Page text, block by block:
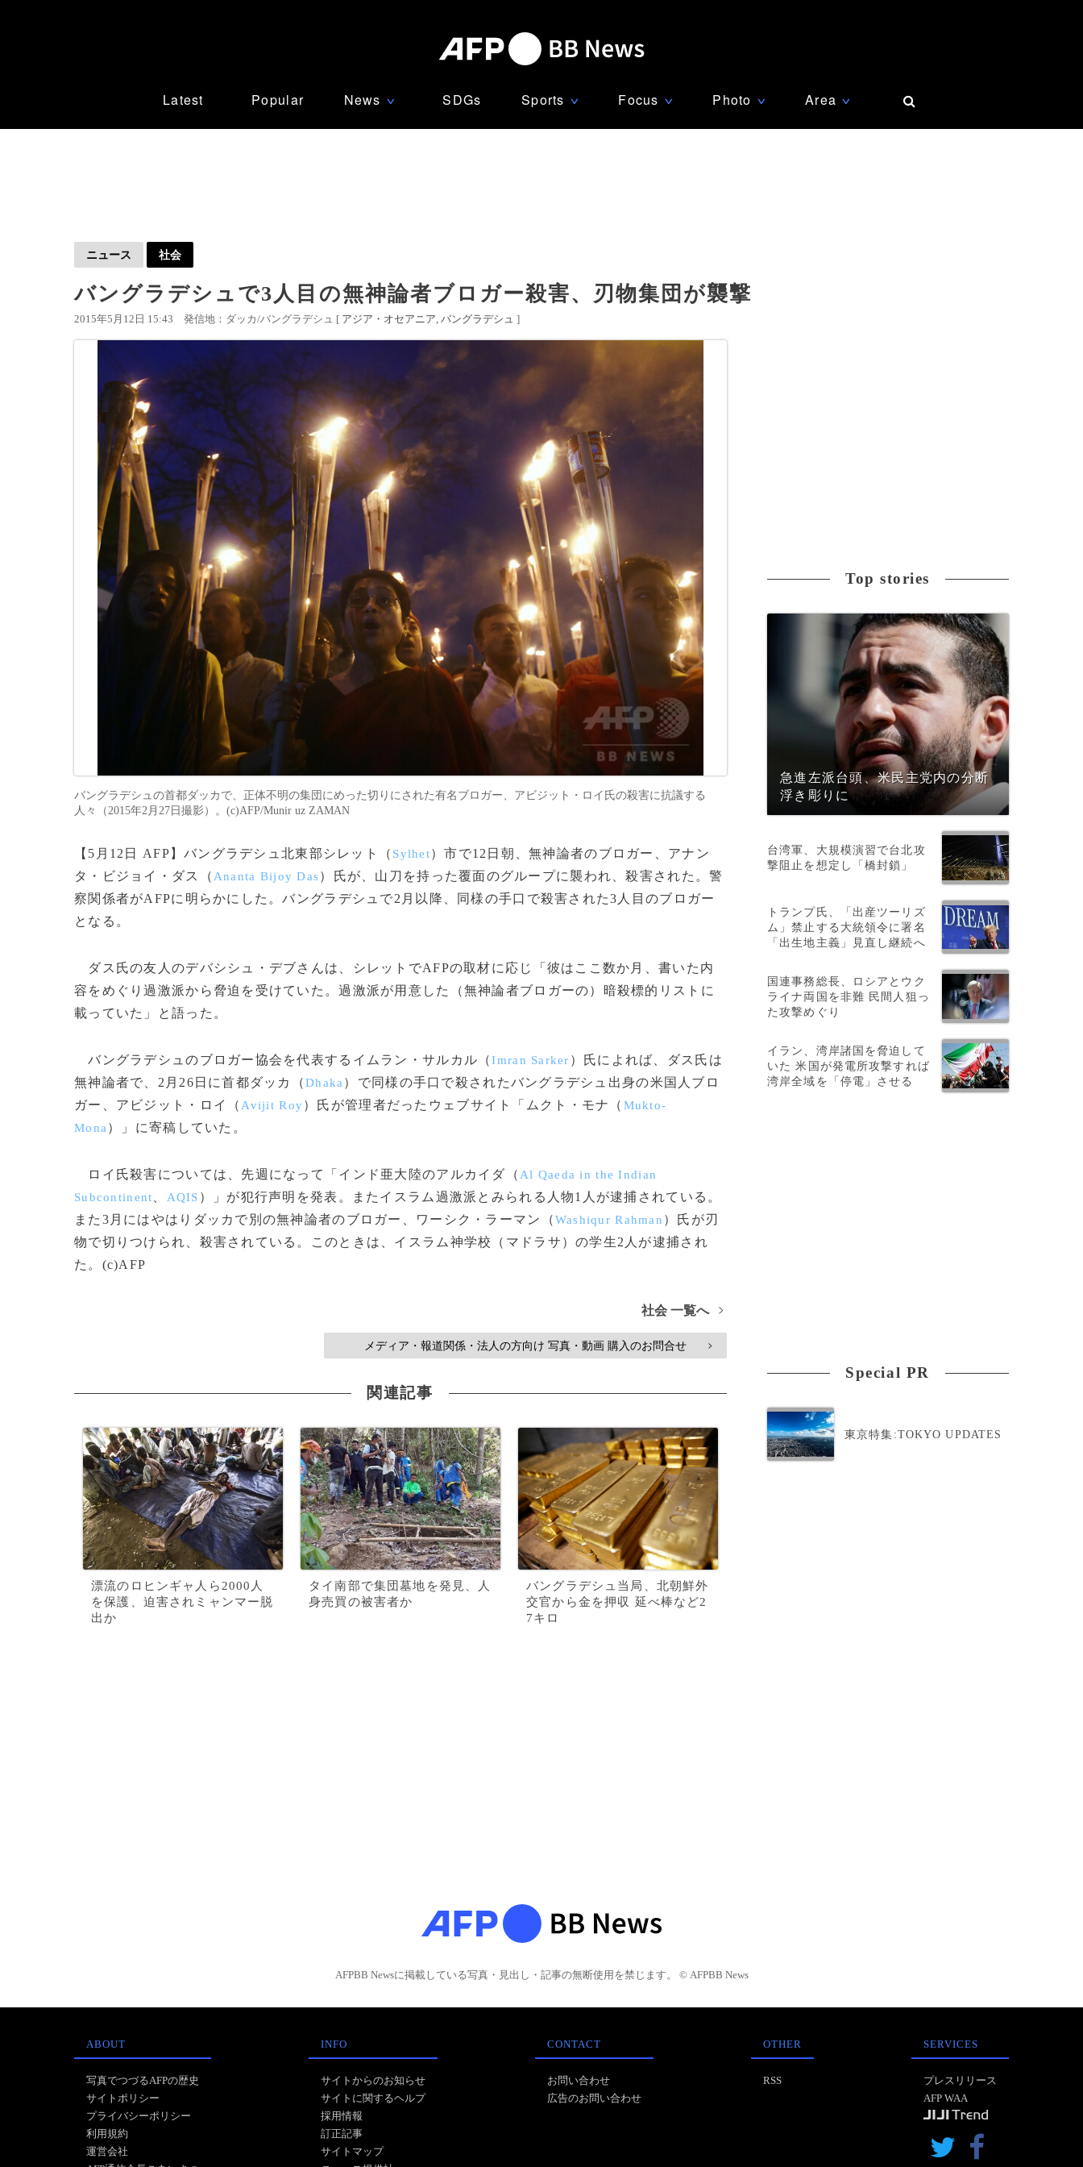
Latest Popular News ∨ SDGs Sports ∨ Focus ∨ Photo ∨ Area ∨
ニュース 社会
バングラデシュで3人目の無神論者ブロガー殺害、刃物集団が襲撃
2015年5月12日 15:43 発信地：ダッカ/バングラデシュ [ アジア・オセアニア バングラデシュ ]
バングラデシュの首都ダッカで、正体不明の集団にめった切りにされた有名ブロガー、アビジット・ロイ氏の殺害に抗議する
人々（2015年2月27日撮影）。(c)AFP/Munir uz ZAMAN
【5月12日 AFP】バングラデシュ北東部シレット（ Sylhet）市で12日朝、無神論者のブロガー、アナン
タ・ビジョイ・ダス（ Ananta Bijoy Das）氏が、山刀を持った覆面のグループに襲われ、殺害された。警
察関係者がAFPに明らかにした。バングラデシュで2月以降、同様の手口で殺害された3人目のブロガー
となる。
ダス氏の友人のデバシシュ・デブさんは、シレットでAFPの取材に応じ「彼はここ数か月、書いた内
容をめぐり過激派から脅迫を受けていた。過激派が用意した（無神論者ブロガーの）暗殺標的リストに
載っていた」と語った。
バングラデシュのブロガー協会を代表するイムラン・サルカル（Imran Sarker ）氏によれば、ダス氏は
無神論者で、2月26日に首都ダッカ（Dhaka ）で同様の手口で殺されたバングラデシュ出身の米国人ブロ
ガー、アビジット・ロイ（ Avijit Roy）氏が管理者だったウェブサイト「ムクト・モナ（ Mukto-
Mona ）」に寄稿していた。
ロイ氏殺害については、先週になって「インド亜大陸のアルカイダ（ Al Qaeda in the Indian
Subcontinent
AQIS ）」が犯行声明を発表。またイスラム過激派とみられる人物1人が逮捕されている。
また3月にはやはりダッカで別の無神論者のブロガー、ワーシク・ラーマン（Washiqur Rahman ）氏が刃
物で切りつけられ、殺害されている。このときは、イスラム神学校（マドラサ）の学生2人が逮捕され
た。(c)AFP
社会 一覧へ >
メディア・報道関係・法人の方向け 写真・動画 購入のお問合せ >
関連記事
漂流のロヒンギャ人ら2000人
を保護、迫害されミャンマー脱
出か
タイ南部で集団墓地を発見、人
身売買の被害者か
バングラデシュ当局、北朝鮮外
交官から金を押収 延べ棒など2
7キロ
Top stories
急進左派台頭、米民主党内の分断
浮き彫りに
台湾軍、大規模演習で台北攻
撃阻止を想定し「橋封鎖」
トランプ氏、「出産ツーリズ
ム」禁止する大統領令に署名
「出生地主義」見直し継続へ
国連事務総長、ロシアとウク
ライナ両国を非難 民間人狙っ
た攻撃めぐり
イラン、湾岸諸国を脅迫して
いた 米国が発電所攻撃すれば
湾岸全域を「停電」させる
Special PR
東京特集:TOKYO UPDATES
AFPBB Newsに掲載している写真・見出し・記事の無断使用を禁じます。 © AFPBB News
ABOUT
写真でつづるAFPの歴史
サイトポリシー
プライバシーポリシー
利用規約
運営会社
INFO
サイトからのお知らせ
サイトに関するヘルプ
採用情報
訂正記事
サイトマップ
CONTACT
お問い合わせ
広告のお問い合わせ
OTHER
RSS
SERVICES
プレスリリース
AFP WAA